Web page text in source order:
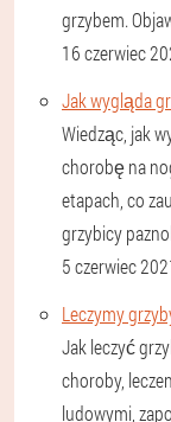
grzybem.
16 czerwiec
Jak wygląda
Wiedząc, jak
chorobę na
etapach, co
grzybicy
5 czerwiec
Leczymy
Jak leczyć
choroby,
ludowymi,